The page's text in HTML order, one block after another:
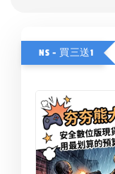
NS - 買三送1